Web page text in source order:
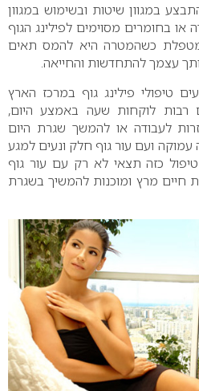
במגוון שיטות ובשימוש במגוון
בחומרים מסוימים לפילינג הגוף
כשהמטרה היא להמס תאים
עצמך להתחדשות והחייאה.
טיפולי פילינג גוף במרכז הארץ
רבות לוקחות שעה באמצע היום,
לעבודה או להמשך שגרת היום
ועם עור גוף חלק ונעים למגע
כזה תצאי לא רק עם עור גוף
חיים מרץ ומוכנות להמשיך בשגרת